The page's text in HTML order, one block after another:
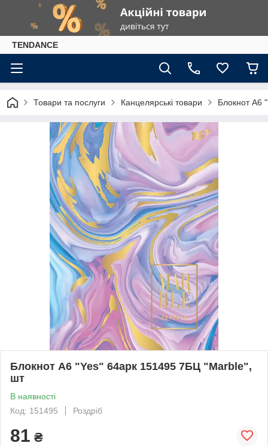
TENDANCE
Товари та послуги Канцелярські товари Блокнот А6
Блокнот А6 "Yes" 64арк 151495 7БЦ "Marble",
шт
В наявності
Код: 151495
Роздріб
81 ₴